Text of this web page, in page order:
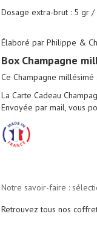
Dosage extra-brut : 5 gr /
Élaboré par Philippe &
Box Champagne
Ce Champagne
La Carte Cadeau
Envoyée par mail, vous
Notre savoir-faire :
Retrouvez tous nos